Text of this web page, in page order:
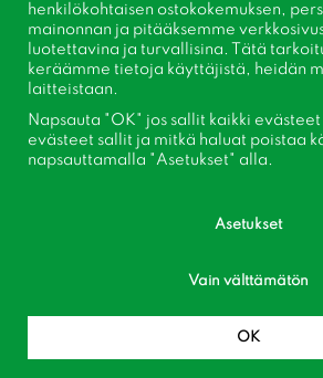
Uutiskirje
Tietoja evästeistä
Inspiraatiota
Seuraa meitä Facebook
Liity asiakaskerhoomme!
henkilökohtaisen ostokokemuksen,
mainonnan ja pitääksemme
luotettavina ja turvallisina. Tätä
keräämme tietoja käyttäjistä, heidän
laitteistaan.
Napsauta "OK" jos sallit kaikki
evästeet sallit ja mitkä haluat poistaa
napsauttamalla "Asetukset" alla.
Asetukset
Vain välttämätön
OK